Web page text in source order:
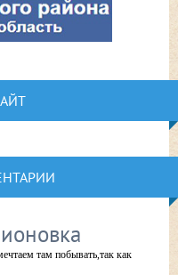
там побывать,так как